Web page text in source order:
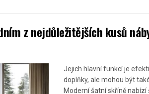
z nejdůležitějších kusů
Jejich hlavní funkcí je
doplňky, ale mohou být
Moderní šatní skříně